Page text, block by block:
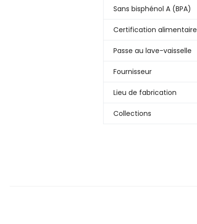
Sans bisphénol A (BPA)
Certification alimentaire
Passe au lave-vaisselle
Fournisseur
Lieu de fabrication
Collections